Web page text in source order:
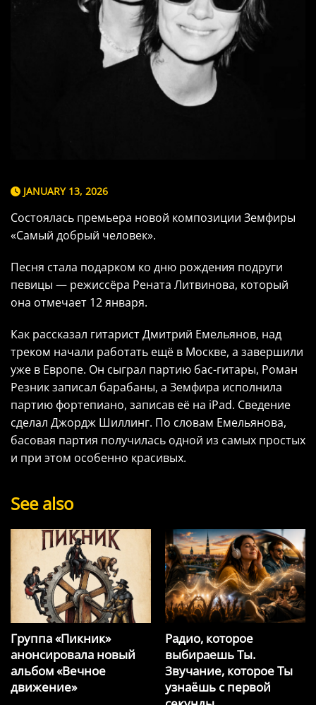
JANUARY 13, 2026
Состоялась премьера новой композиции Земфиры
«Самый добрый человек».
Песня стала подарком ко дню рождения подруги
певицы — режиссёра Рената Литвинова, который
она отмечает 12 января.
Как рассказал гитарист Дмитрий Емельянов, над
треком начали работать ещё в Москве, а завершили
уже в Европе. Он сыграл партию бас-гитары, Роман
Резник записал барабаны, а Земфира исполнила
партию фортепиано, записав её на iPad. Сведение
сделал Джордж Шиллинг. По словам Емельянова,
басовая партия получилась одной из самых простых
и при этом особенно красивых.
See also
Группа «Пикник»
анонсировала новый
альбом «Вечное
движение»
Радио, которое
выбираешь Ты.
Звучание, которое Ты
узнаёшь с первой